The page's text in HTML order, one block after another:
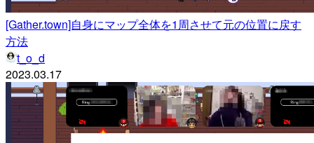
[Gather.town]自身にマップ全体を1周させて元の位置に戻す
方法
t_o_d
2023.03.17